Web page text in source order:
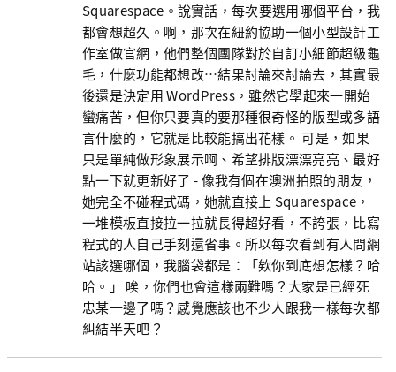
Squarespace。說實話，每次要選用哪個平台，我
都會想超久。啊，那次在紐約協助一個小型設計工
作室做官網，他們整個團隊對於自訂小細節超級龜
毛，什麼功能都想改…結果討論來討論去，其實最
後還是決定用 WordPress，雖然它學起來一開始
蠻痛苦，但你只要真的要那種很奇怪的版型或多語
言什麼的，它就是比較能搞出花樣。 可是，如果
只是單純做形象展示啊、希望排版漂漂亮亮、最好
點一下就更新好了 - 像我有個在澳洲拍照的朋友，
她完全不碰程式碼，她就直接上 Squarespace，
一堆模板直接拉一拉就長得超好看，不誇張，比寫
程式的人自己手刻還省事。所以每次看到有人問網
站該選哪個，我腦袋都是：「欸你到底想怎樣？哈
哈。」 唉，你們也會這樣兩難嗎？大家是已經死
忠某一邊了嗎？感覺應該也不少人跟我一樣每次都
糾結半天吧？